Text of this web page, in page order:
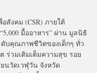
อสังคม (CSR) ภายใต้
มื้ออาหาร” ผ่าน มูลนิธิ
ดับคุณภาพชีวิตของเด็กๆ ทั่ว
ร่วมเติมเต็มความสุข รอย
นวัดเวฬุวัน จังหวัด